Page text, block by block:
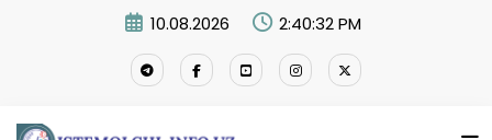
10.08.2026 2:40:32 PM